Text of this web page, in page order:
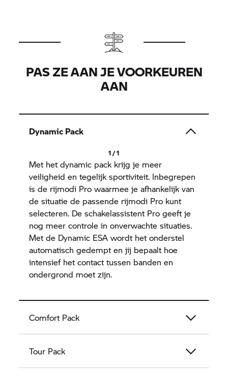
PAS ZE AAN JE VOORKEUREN
AAN
Dynamic Pack
1 / 1
Met het dynamic pack krijg je meer
veiligheid en tegelijk sportiviteit. Inbegrepen
is de rijmodi Pro waarmee je afhankelijk van
de situatie de passende rijmodi Pro kunt
selecteren. De schakelassistent Pro geeft je
nog meer controle in onverwachte situaties.
Met de Dynamic ESA wordt het onderstel
automatisch gedempt en jij bepaalt hoe
intensief het contact tussen banden en
ondergrond moet zijn.
Comfort Pack
Tour Pack